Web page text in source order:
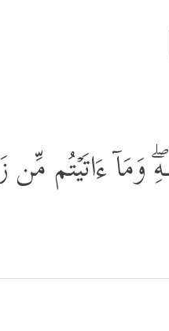
وَمَاۤ ءَاتَیۡتُم